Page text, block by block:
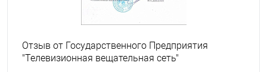
Отзыв от Государственного Предприятия
"Телевизионная вещательная сеть"